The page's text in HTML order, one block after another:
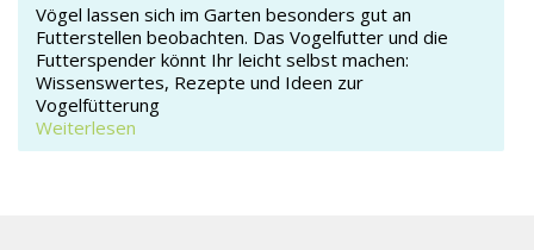
Vögel lassen sich im Garten besonders gut an
Futterstellen beobachten. Das Vogelfutter und die
Futterspender könnt Ihr leicht selbst machen:
Wissenswertes, Rezepte und Ideen zur
Vogelfütterung
Weiterlesen